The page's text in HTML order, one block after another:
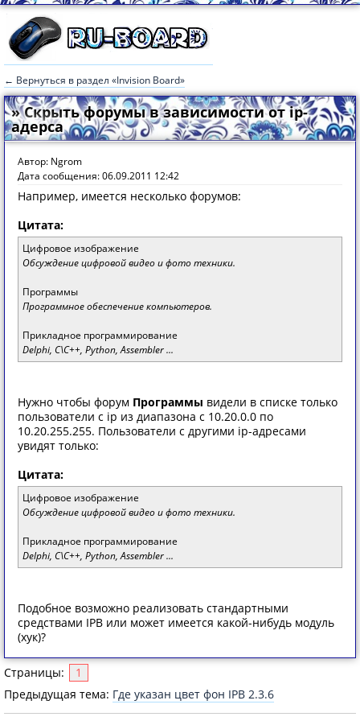
← Вернуться в раздел «Invision Board»
» Скрыть форумы в зависимости от ip-
адерса
Автор: Ngrom
Дата сообщения: 06.09.2011 12:42
Например, имеется несколько форумов:
Цитата:
Цифровое изображение
Обсуждение цифровой видео и фото техники.
Программы
Программное обеспечение компьютеров.
Прикладное программирование
Delphi, C\C++, Python, Assembler ...
Нужно чтобы форум Программы видели в списке только
пользователи с ip из диапазона c 10.20.0.0 по
10.20.255.255. Пользователи с другими ip-адресами
увидят только:
Цитата:
Цифровое изображение
Обсуждение цифровой видео и фото техники.
Прикладное программирование
Delphi, C\C++, Python, Assembler ...
Подобное возможно реализовать стандартными
средствами IPB или может имеется какой-нибудь модуль
(хук)?
Страницы:
1
Предыдущая тема: Где указан цвет фон IPB 2.3.6